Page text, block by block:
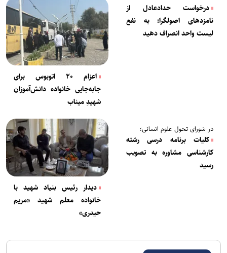
درخواست حدادعادل از
نامزدهای اصولگرا: به نفع
لیست واحد انصراف دهید
اعزام ۲۰ اتوبوس برای
جابه‌جایی خانواده دانش‌آموزان
شهیدِ میناب
در شورای تحول علوم انسانی؛
کلیات برنامه درسی رشته
کارشناسی مشاوره به تصویب
رسید
دیدار رئیس بنیاد شهید با
خانواده معلم شهید «مریم
حیدری»